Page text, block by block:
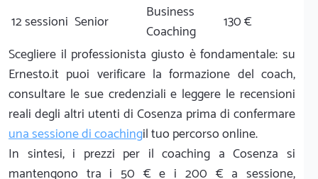
12 sessioni Senior
Business
Coaching
130 €
Scegliere il professionista giusto è fondamentale: su
Ernesto.it puoi verificare la formazione del coach,
consultare le sue credenziali e leggere le recensioni
reali degli altri utenti di Cosenza prima di confermare
una sessione di coachingil tuo percorso online.
In sintesi, i prezzi per il coaching a Cosenza si
mantengono tra i 50 € e i 200 € a sessione,